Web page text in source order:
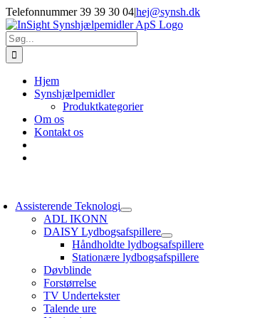
Skip
to
content
Telefonnummer 39 39 30 04|hej@synsh.dk
Søg
efter:
Hjem
Synshjælpemidler
Produktkategorier
Om os
Kontakt os
Assisterende Teknologi
ADL IKONN
DAISY Lydbogsafspillere
Håndholdte lydbogsafspillere
Stationære lydbogsafspillere
Døvblinde
Forstørrelse
TV Undertekster
Talende ure